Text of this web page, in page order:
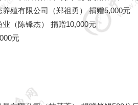
养殖有限公司（郑祖勇） 捐赠5,000元
（陈锋杰）
捐赠10,000元
元